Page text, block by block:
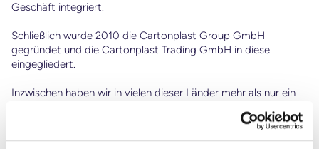
Geschäft integriert.
Schließlich wurde 2010 die Cartonplast Group GmbH
gegründet und die Cartonplast Trading GmbH in diese
eingegliedert.
Inzwischen haben wir in vielen dieser Länder mehr als nur ein
Zielentfernung von 400 km zu unseren Kunden eine hohe